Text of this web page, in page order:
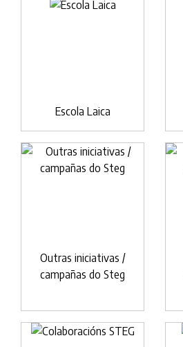
Escola Laica
Outras iniciativas /
campañas do Steg